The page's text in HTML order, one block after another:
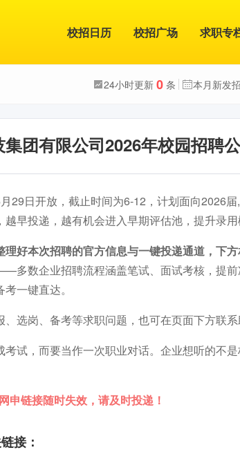
校招日历 校招广场 求职专
24小时更新 0 条 本月新发
团有限公司2026年校园招聘
29日开放，截止时间为6-12，计划面向2026
越早投递，越有机会进入早期评估池，提升录用
理好本次招聘的官方信息与一键投递通道，下
多数企业招聘流程涵盖笔试、面试考核，提
一键直达。
、选岗、备考等求职问题，也可在页面下方联系
考试，而要当作一次职业对话。企业想听的不
申链接随时失效，请及时投递！
接：